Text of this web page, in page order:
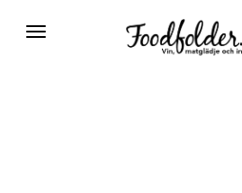
Växla